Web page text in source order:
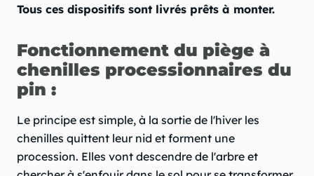
Tous ces dispositifs sont livrés prêts à monter.
Fonctionnement du piège à
chenilles processionnaires du
pin :
Le principe est simple, à la sortie de l'hiver les
chenilles quittent leur nid et forment une
procession. Elles vont descendre de l'arbre et